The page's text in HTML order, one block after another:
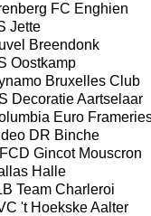
FC Enghien
Jette
Breendonk
Oostkamp
Bruxelles Club
Decoratie Aartselaar
Euro
DR Binche
Gincot Mouscron
Halle
Team Charleroi
't Hoekske Aalter